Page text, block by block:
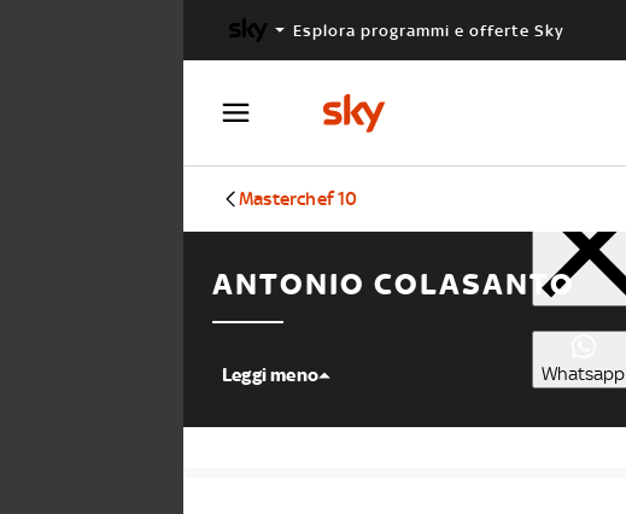
Esplora programmi e offerte Sky
Masterchef 10
ANTONIO COLASANTO
Leggi meno Whatsapp